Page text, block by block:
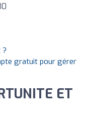
?
gratuit pour gérer
ET